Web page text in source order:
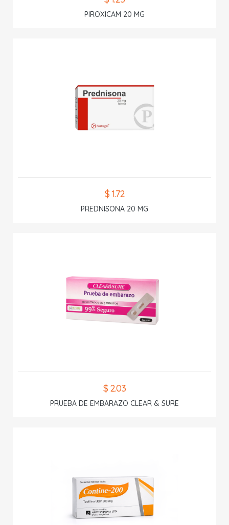
PIROXICAM 20 MG
$ 1.72
PREDNISONA 20 MG
$ 2.03
PRUEBA DE EMBARAZO CLEAR & SURE